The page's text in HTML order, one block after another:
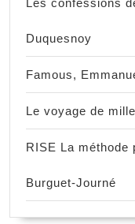
Les confessions
Duquesnoy
Famous,
Le voyage de
RISE La méthode
Burguet-Journé